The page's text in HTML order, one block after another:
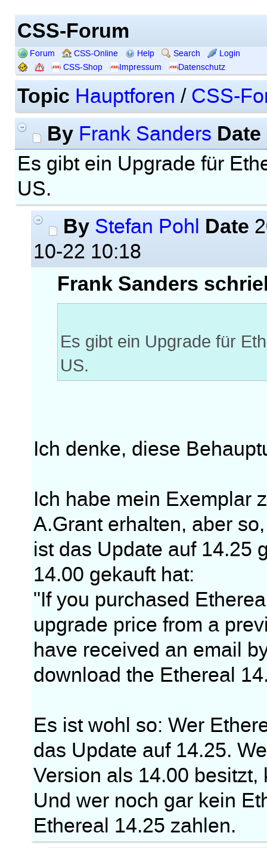
CSS-Forum
Forum CSS-Online Help Search
Login
CSS-Shop
Impressum Datenschutz
Topic Hauptforen / CSS-
By Frank Sanders Date
Es gibt ein Upgrade für
US.
By Stefan Pohl Date
10-22 10:18
Frank Sanders
Es gibt ein Upgrade für
US.
Ich denke, diese
Ich habe mein Exemplar
A.Grant erhalten, aber
ist das Update auf 14.25
14.00 gekauft hat:
"If you purchased
upgrade price from a
have received an email
download the Ethereal
Es ist wohl so: Wer
das Update auf 14.25.
Version als 14.00
Und wer noch gar kein
Ethereal 14.25 zahlen.